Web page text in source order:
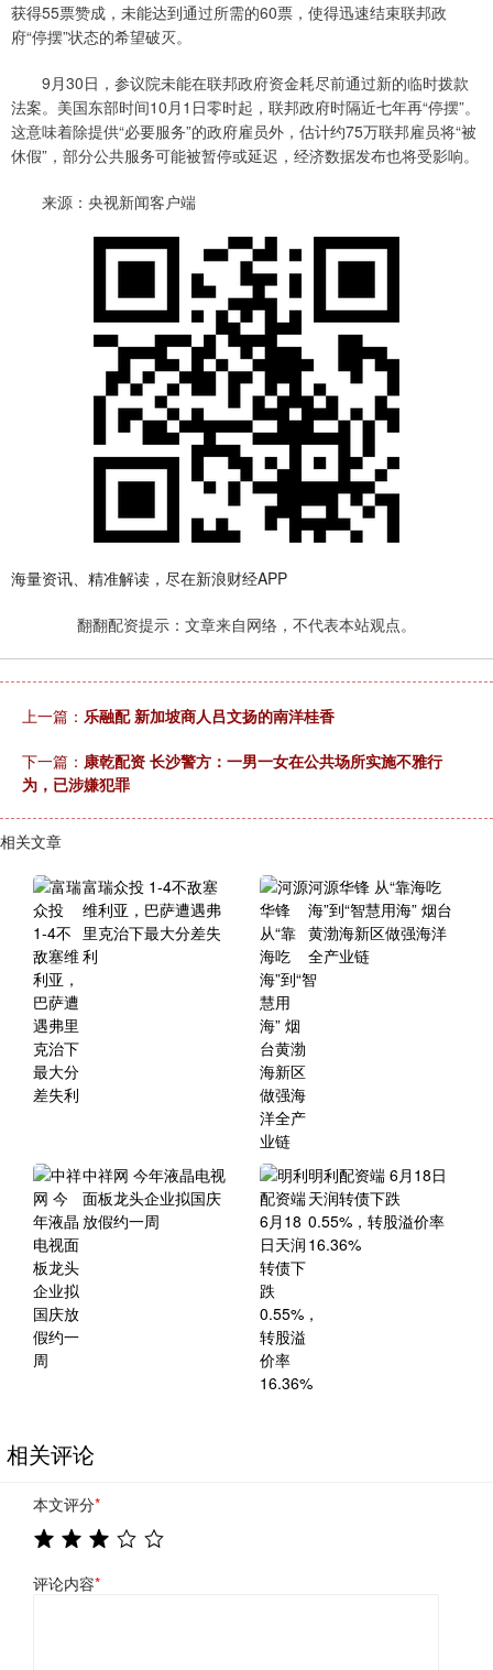
获得55票赞成，未能达到通过所需的60票，使得迅速结束联邦政
府“停摆”状态的希望破灭。
9月30日，参议院未能在联邦政府资金耗尽前通过新的临时拨款
法案。美国东部时间10月1日零时起，联邦政府时隔近七年再“停摆”。
这意味着除提供“必要服务”的政府雇员外，估计约75万联邦雇员将“被
休假”，部分公共服务可能被暂停或延迟，经济数据发布也将受影响。
来源：央视新闻客户端
海量资讯、精准解读，尽在新浪财经APP
翻翻配资提示：文章来自网络，不代表本站观点。
上一篇： 乐融配 新加坡商人吕文扬的南洋桂香
下一篇： 康乾配资 长沙警方：一男一女在公共场所实施不雅行
为，已涉嫌犯罪
相关文章
富瑞众投 1-4不敌塞
维利亚，巴萨遭遇弗
里克治下最大分差失
利
河源华锋 从“靠海吃
海”到“智慧用海” 烟台
黄渤海新区做强海洋
全产业链
中祥网 今年液晶电视
面板龙头企业拟国庆
放假约一周
明利配资端 6月18日
天润转债下跌
0.55%，转股溢价率
16.36%
相关评论
本文评分*
评论内容*